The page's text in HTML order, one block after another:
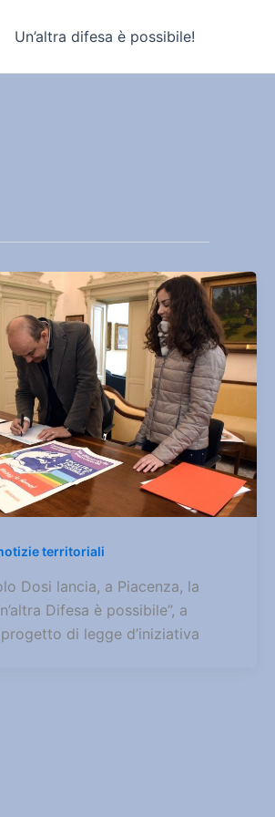
Un’altra difesa è possibile!
territoriali
Dosi lancia, a Piacenza, la
Difesa è possibile”, a
di legge d’iniziativa